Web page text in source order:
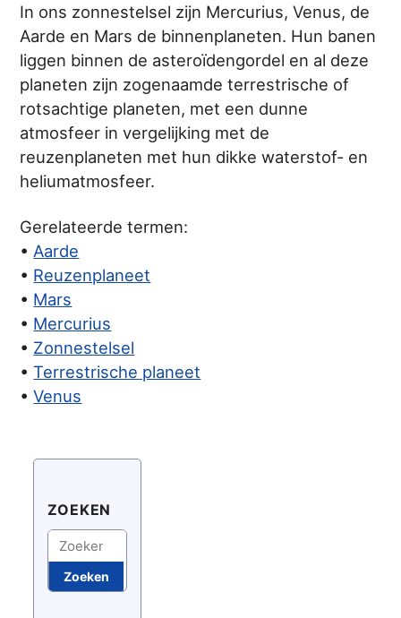
In ons zonnestelsel zijn Mercurius, Venus, de
Aarde en Mars de binnenplaneten. Hun banen
liggen binnen de asteroïdengordel en al deze
planeten zijn zogenaamde terrestrische of
rotsachtige planeten, met een dunne
atmosfeer in vergelijking met de
reuzenplaneten met hun dikke waterstof- en
heliumatmosfeer.
Gerelateerde termen:
• Aarde
• Reuzenplaneet
• Mars
• Mercurius
• Zonnestelsel
•Terrestrische planeet
•Venus
ZOEKEN
Zoeken
Zoeken